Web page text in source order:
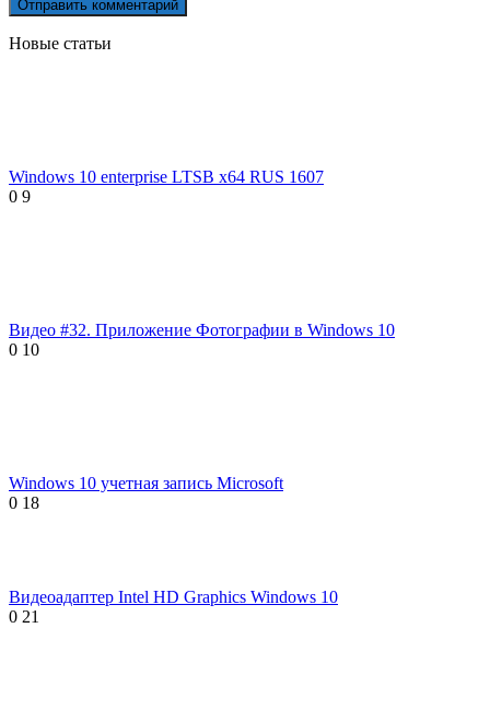
Новые статьи
Windows 10 enterprise LTSB x64 RUS 1607
0 9
Видео #32. Приложение Фотографии в Windows 10
0 10
Windows 10 учетная запись Microsoft
0 18
Видеоадаптер Intel HD Graphics Windows 10
0 21